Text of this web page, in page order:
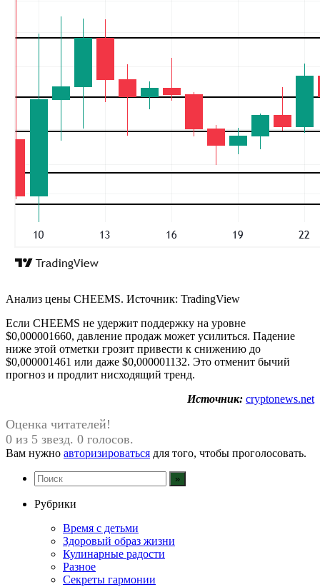
Анализ цены CHEEMS. Источник: TradingView
Если CHEEMS не удержит поддержку на уровне
$0,000001660, давление продаж может усилиться. Падение
ниже этой отметки грозит привести к снижению до
$0,000001461 или даже $0,000001132. Это отменит бычий
прогноз и продлит нисходящий тренд.
Источник: cryptonews.net
Оценка читателей!
0 из 5 звезд. 0 голосов.
Вам нужно авторизироваться для того, чтобы проголосовать.
Рубрики
Время с детьми
Здоровый образ жизни
Кулинарные радости
Разное
Секреты гармонии